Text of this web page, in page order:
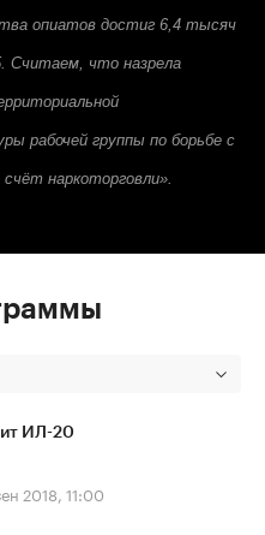
опиатов достиг 6,4 тысяч
Считаем, что назрела
рабочей группы по борьбе с
наркоторговли».
ИЛ-20
2018, 11:00